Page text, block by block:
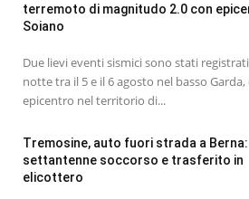
terremoto di magnitudo 2.0 con
Soiano
Due lievi eventi sismici sono stati
notte tra il 5 e il 6 agosto nel basso Garda,
epicentro nel territorio di...
Tremosine, auto fuori strada a Berna:
settantenne soccorso e trasferito in
elicottero